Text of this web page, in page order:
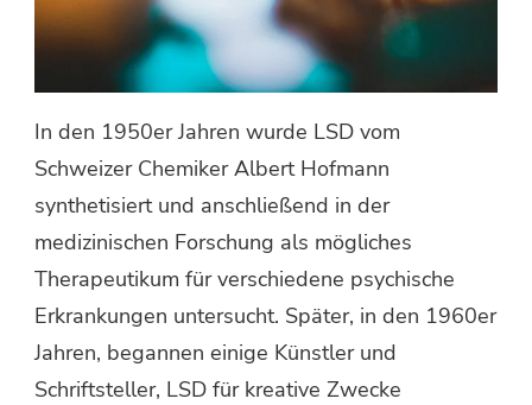
In den 1950er Jahren wurde LSD vom
Schweizer Chemiker Albert Hofmann
synthetisiert und anschließend in der
medizinischen Forschung als mögliches
Therapeutikum für verschiedene psychische
Erkrankungen untersucht. Später, in den 1960er
Jahren, begannen einige Künstler und
Schriftsteller, LSD für kreative Zwecke